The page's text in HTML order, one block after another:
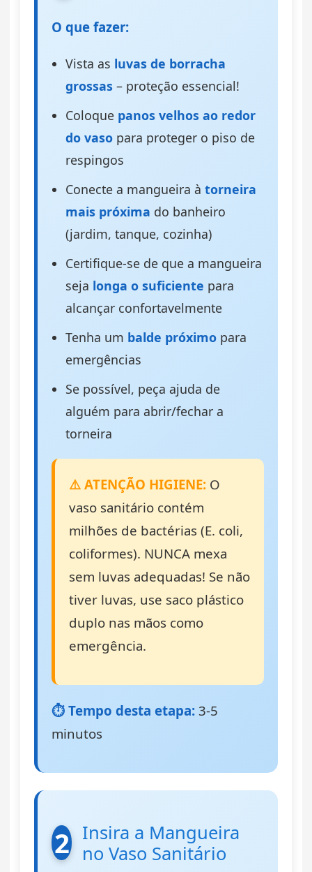
O que fazer:
Vista as luvas de borracha
grossas– proteção essencial!
Coloque panos velhos ao redor
do vasopara proteger o piso de
respingos
Conecte a mangueira à torneira
mais próxima do banheiro
(jardim, tanque, cozinha)
Certifique-se de que a mangueira
seja longa o suficiente para
alcançar confortavelmente
Tenha um balde próximopara
emergências
Se possível, peça ajuda de
alguém para abrir/fechar a
torneira
⚠️ ATENÇÃO HIGIENE:O
vaso sanitário contém
milhões de bactérias (E. coli,
coliformes). NUNCA mexa
sem luvas adequadas! Se não
tiver luvas, use saco plástico
duplo nas mãos como
emergência.
⏱️ Tempo desta etapa:3-5
minutos
2 Insira a Mangueira
no Vaso Sanitário